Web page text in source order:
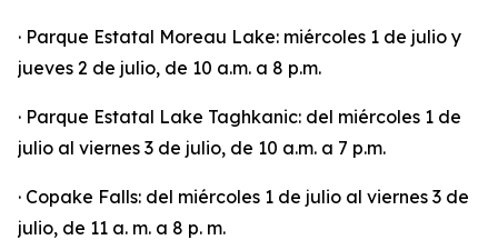
· Parque Estatal Moreau Lake: miércoles 1 de julio y
jueves 2 de julio, de 10 a.m. a 8 p.m.
· Parque Estatal Lake Taghkanic: del miércoles 1 de
julio al viernes 3 de julio, de 10 a.m. a 7 p.m.
· Copake Falls: del miércoles 1 de julio al viernes 3 de
julio, de 11 a. m. a 8 p. m.